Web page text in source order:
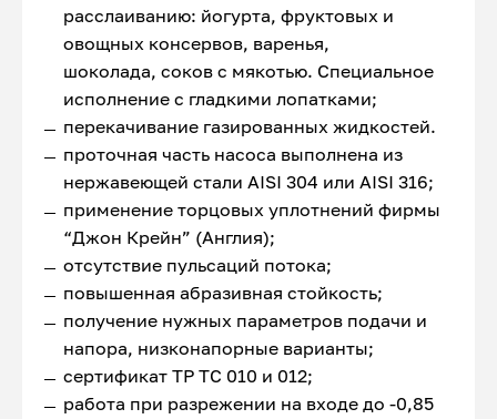
расслаиванию: йогурта, фруктовых и
овощных консервов, варенья,
шоколада, соков с мякотью. Специальное
исполнение с гладкими лопатками;
перекачивание газированных жидкостей.
проточная часть насоса выполнена из
нержавеющей стали AISI 304 или AISI 316;
применение торцовых уплотнений фирмы
“Джон Крейн” (Англия);
отсутствие пульсаций потока;
повышенная абразивная стойкость;
получение нужных параметров подачи и
напора, низконапорные варианты;
сертификат ТР ТС 010 и 012;
работа при разрежении на входе до -0,85